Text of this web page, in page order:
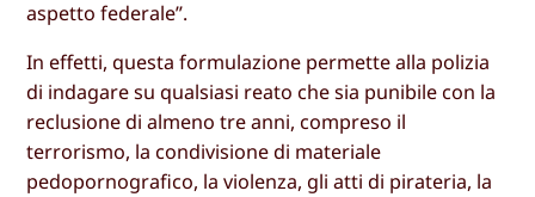
aspetto federale”.
In effetti, questa formulazione permette alla polizia
di indagare su qualsiasi reato che sia punibile con la
reclusione di almeno tre anni, compreso il
terrorismo, la condivisione di materiale
pedopornografico, la violenza, gli atti di pirateria, la